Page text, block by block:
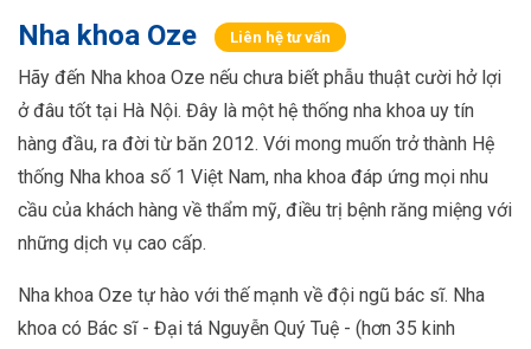
Nha khoa Oze Liên hệ tư vấn
Hãy đến Nha khoa Oze nếu chưa biết phẫu thuật cười hở lợi
ở đâu tốt tại Hà Nội. Đây là một hệ thống nha khoa uy tín
hàng đầu, ra đời từ băn 2012. Với mong muốn trở thành Hệ
thống Nha khoa số 1 Việt Nam, nha khoa đáp ứng mọi nhu
cầu của khách hàng về thẩm mỹ, điều trị bệnh răng miệng với
những dịch vụ cao cấp.
Nha khoa Oze tự hào với thế mạnh về đội ngũ bác sĩ. Nha
khoa có Bác sĩ - Đại tá Nguyễn Quý Tuệ - (hơn 35 kinh